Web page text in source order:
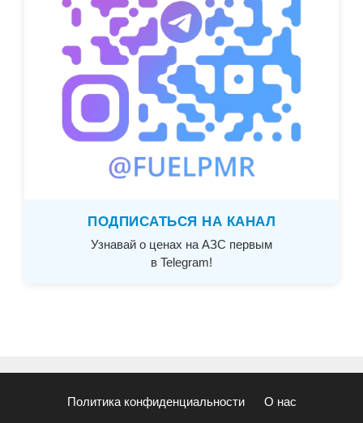
ПОДПИСАТЬСЯ НА КАНАЛ
Узнавай о ценах на АЗС первым
в Telegram!
Политика конфиденциальности О нас